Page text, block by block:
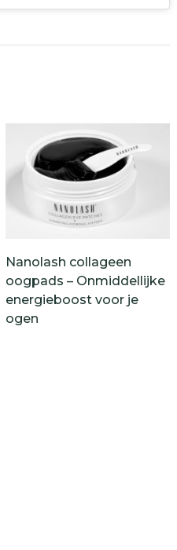
Nanolash collageen
oogpads – Onmiddellijke
energieboost voor je
ogen